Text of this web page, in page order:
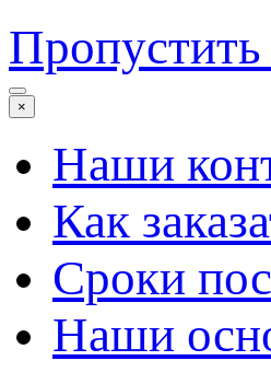
×
Наши
Как
Сроки
Наши